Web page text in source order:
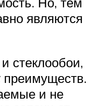
являются
стеклообои,
преимуществ.
и не